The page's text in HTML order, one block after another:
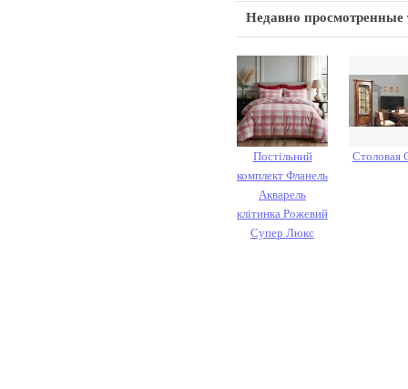
Недавно просмотренные
Постільний
комплект Фланель
Акварель
клітинка Рожевий
Супер Люкс
Столовая